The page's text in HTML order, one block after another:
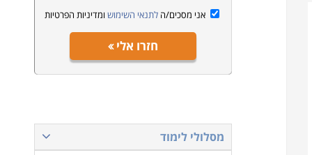
אני מסכים/הלתנאי השימוש ומדיניות הפרטיות
חזרו אלי
מסלולי לימוד